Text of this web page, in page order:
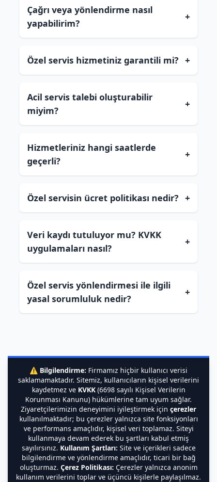
Çağrı veya yönlendirme nasıl
yapabilirim?
+
Özel servis hizmetiniz garantili mi? +
Acil servis talebi oluşturabilir
miyim?
+
Hizmetleriniz hangi saatlerde
geçerli?
+
Özel servisin ücret politikası nedir? +
Veri kaydı tutuluyor mu? KVKK
uygulamaları nasıl?
+
Özel servis yönlendirmesi ile ilgili
yasal sorumluluk nedir?
+
⚠️ Bilgilendirme: Firmamız hiçbir kullanıcı verisi
saklamamaktadır. Sitemiz, kullanıcıların kişisel verilerini
kaydetmez ve KVKK(6698 sayılı Kişisel Verilerin
Korunması Kanunu) hükümlerine tam uyum sağlar.
Ziyaretçilerimizin deneyimini iyileştirmek için çerezler
kullanılmaktadır; bu çerezler yalnızca site fonksiyonları
ve performans amaçlıdır, kişisel veri toplamaz. Siteyi
kullanmaya devam ederek bu şartları kabul etmiş
sayılırsınız. Kullanım Şartları: Site ve içerikleri sadece
bilgilendirme ve yönlendirme amaçlıdır, ticari bir bağ
oluşturmaz. Çerez Politikası: Çerezler yalnızca anonim
kullanım verilerini toplar ve üçüncü kişilerle paylaşılmaz.